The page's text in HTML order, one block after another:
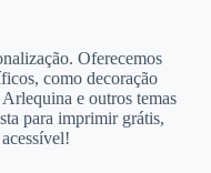
Oferecemos
como decoração
e outros temas
para imprimir grátis,